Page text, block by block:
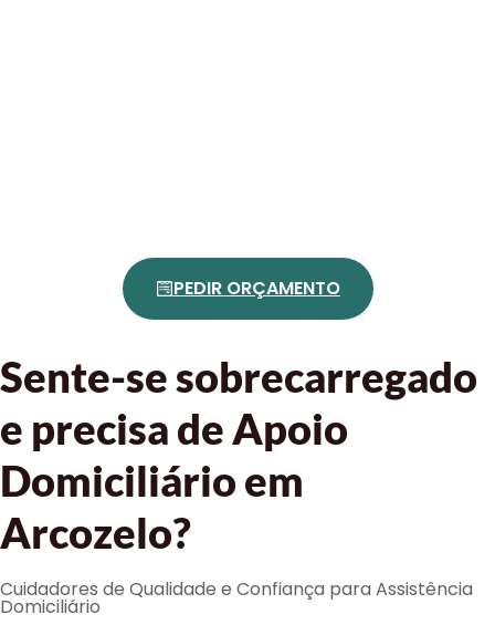
PEDIR ORÇAMENTO
Sente-se sobrecarregado
e precisa de Apoio
Domiciliário em
Arcozelo?
Cuidadores de Qualidade e Confiança para Assistência
Domiciliário